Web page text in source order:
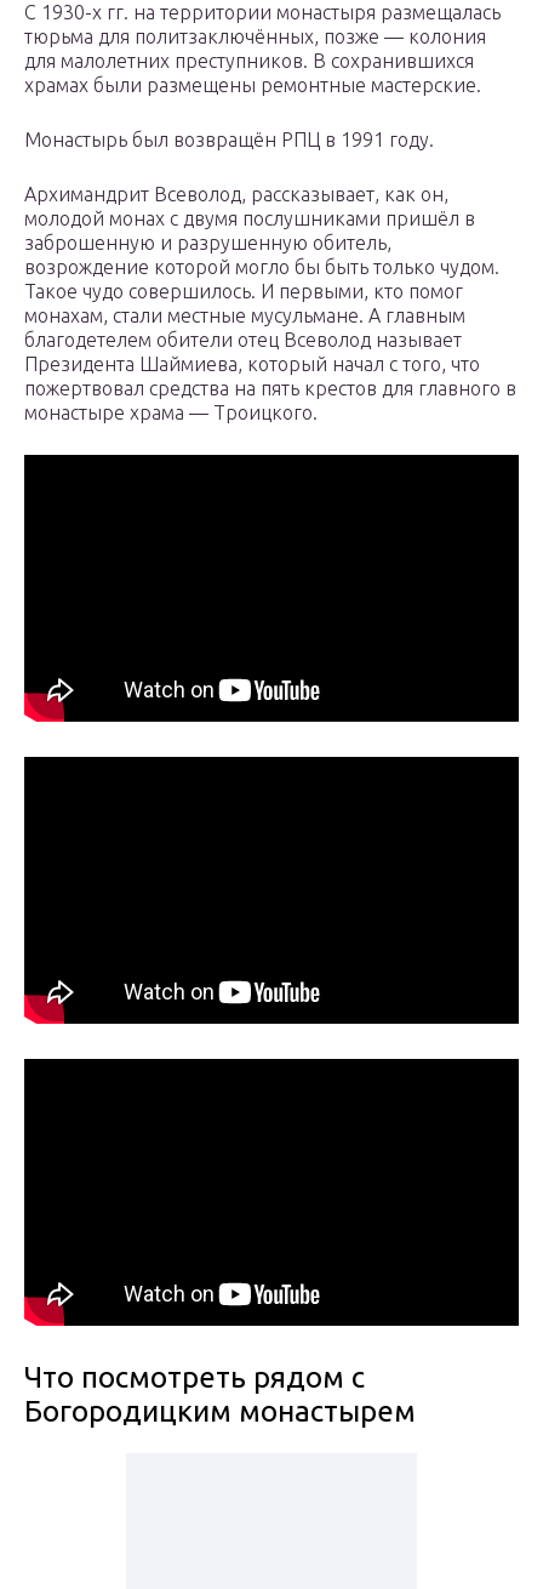
С 1930-х гг. на территории монастыря размещалась
тюрьма для политзаключённых, позже — колония
для малолетних преступников. В сохранившихся
храмах были размещены ремонтные мастерские.
Монастырь был возвращён РПЦ в 1991 году.
Архимандрит Всеволод, рассказывает, как он,
молодой монах с двумя послушниками пришёл в
заброшенную и разрушенную обитель,
возрождение которой могло бы быть только чудом.
Такое чудо совершилось. И первыми, кто помог
монахам, стали местные мусульмане. А главным
благодетелем обители отец Всеволод называет
Президента Шаймиева, который начал с того, что
пожертвовал средства на пять крестов для главного в
монастыре храма — Троицкого.
Что посмотреть рядом с
Богородицким монастырем